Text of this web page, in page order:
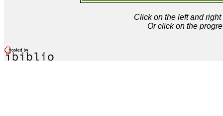
Click on the left and
Or click on the